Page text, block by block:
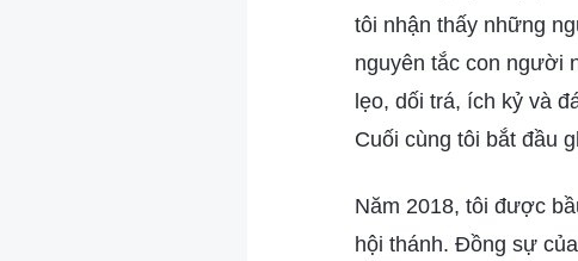
tôi nhận thấy những
nguyên tắc con người
lẹo, dối trá, ích kỷ và
Cuối cùng tôi bắt đầu
Năm 2018, tôi được
hội thánh. Đồng sự